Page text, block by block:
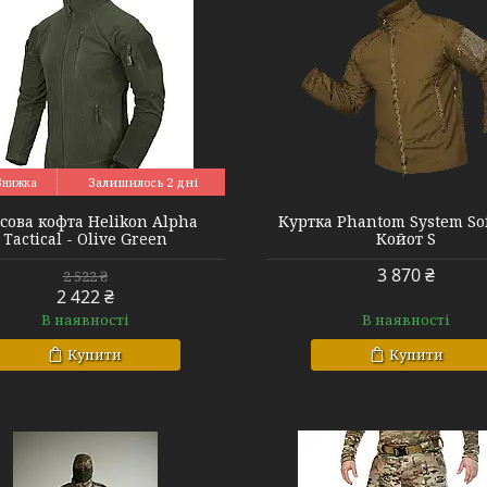
Залишилось 2 дні
кофта Helikon Alpha
Tactical - Olive Green
2 522 ₴
2 422 ₴
В наявності
Купити
Куртка Phantom System
Койот S
3 870 ₴
В наявності
Купити
567876